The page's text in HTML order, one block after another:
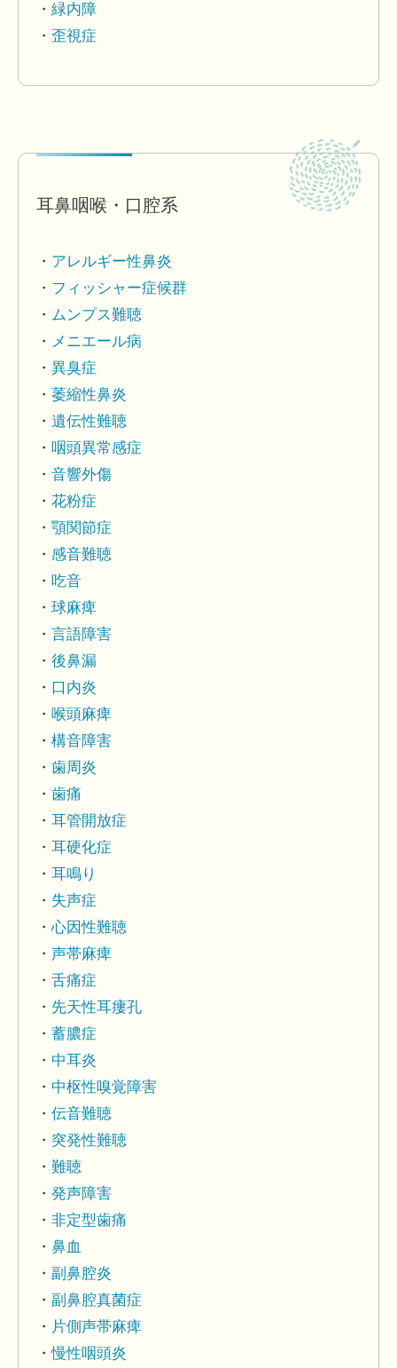
緑内障
歪視症
耳鼻咽喉・口腔系
アレルギー性鼻炎
フィッシャー症候群
ムンプス難聴
メニエール病
異臭症
萎縮性鼻炎
遺伝性難聴
咽頭異常感症
音響外傷
花粉症
顎関節症
感音難聴
吃音
球麻痺
言語障害
後鼻漏
口内炎
喉頭麻痺
構音障害
歯周炎
歯痛
耳管開放症
耳硬化症
耳鳴り
失声症
心因性難聴
声帯麻痺
舌痛症
先天性耳瘻孔
蓄膿症
中耳炎
中枢性嗅覚障害
伝音難聴
突発性難聴
難聴
発声障害
非定型歯痛
鼻血
副鼻腔炎
副鼻腔真菌症
片側声帯麻痺
慢性咽頭炎